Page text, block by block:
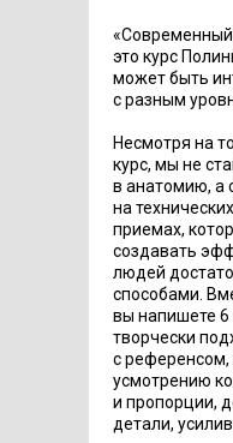
это курс
может быть
с разным
Несмотря на
курс, мы не
в анатомию, а
на
приемах,
создавать
людей
способами.
вы напишете 6
творчески
с
усмотрению
и пропорции,
детали,